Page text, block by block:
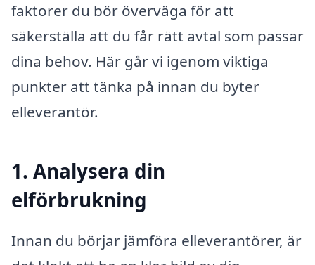
faktorer du bör överväga för att
säkerställa att du får rätt avtal som passar
dina behov. Här går vi igenom viktiga
punkter att tänka på innan du byter
elleverantör.
1. Analysera din
elförbrukning
Innan du börjar jämföra elleverantörer, är